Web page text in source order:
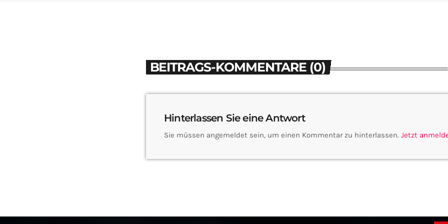
BEITRAGS-KOMMENTARE (0)
Hinterlassen Sie eine Antwort
Sie müssen angemeldet sein, um einen Kommentar zu hinterlassen. Jetzt